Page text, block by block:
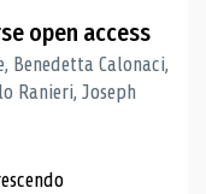
open access
Benedetta Calonaci,
Ranieri, Joseph